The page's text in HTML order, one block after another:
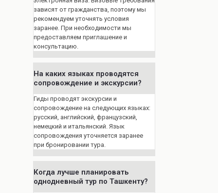
зависят от гражданства, поэтому мы
рекомендуем уточнять условия
заранее. При необходимости мы
предоставляем приглашение и
консультацию.
На каких языках проводятся
сопровождение и экскурсии?
Гиды проводят экскурсии и
сопровождение на следующих языках:
русский, английский, французский,
немецкий и итальянский. Язык
сопровождения уточняется заранее
при бронировании тура.
Когда лучше планировать
однодневный тур по Ташкенту?